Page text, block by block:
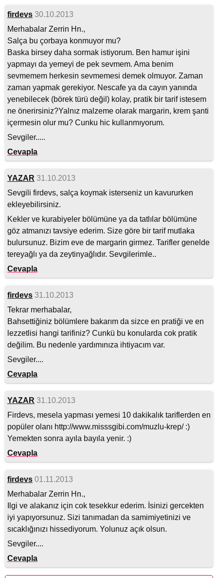
firdevs 30.10.2013
Merhabalar Zerrin Hn.,
Salça bu çorbaya konmuyor mu?
Baska birsey daha sormak istiyorum. Ben hamur işini
yapmayı da yemeyi de pek sevmem. Ama benim
sevmemem herkesin sevmemesi demek olmuyor. Zaman
zaman yapmak gerekiyor. Nescafe ya da cayın yanında
yenebilecek (börek türü değil) kolay, pratik bir tarif istesem
ne önerirsiniz?Yalnız malzeme olarak margarin, krem şanti
içermesin olur mu? Cunku hic kullanmıyorum.
Sevgiler.....
Cevapla
YAZAR 31.10.2013
Sevgili firdevs, salça koymak isterseniz un kavururken
ekleyebilirsiniz.
Kekler ve kurabiyeler bölümüne ya da tatlılar bölümüne
göz atmanızı tavsiye ederim. Size göre bir tarif mutlaka
bulursunuz. Bizim eve de margarin girmez. Tarifler genelde
tereyağlı ya da zeytinyağlıdır. Sevgilerimle..
Cevapla
firdevs 31.10.2013
Tekrar merhabalar,
Bahsettiğiniz bölümlere bakarım da sizce en pratiği ve en
lezzetlisi hangi tarifiniz? Cunkü bu konularda cok pratik
değilim. Bu nedenle yardımınıza ihtiyacım var.
Sevgiler....
Cevapla
YAZAR 31.10.2013
Firdevs, mesela yapması yemesi 10 dakikalık tariflerden en
popüler olanı http://www.misssgibi.com/muzlu-krep/ :)
Yemekten sonra ayıla bayıla yenir. :)
Cevapla
firdevs 01.11.2013
Merhabalar Zerrin Hn.,
Ilgi ve alakanız için cok tesekkur ederim. İsinizi gercekten
iyi yapıyorsunuz. Sizi tanımadan da samimiyetinizi ve
sıcaklığınızı hissediyorum. Yolunuz açık olsun.
Sevgiler....
Cevapla